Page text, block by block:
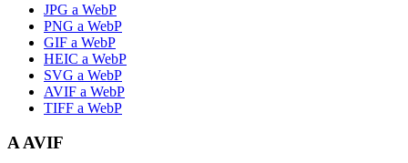
JPG a WebP
PNG a WebP
GIF a WebP
HEIC a WebP
SVG a WebP
AVIF a WebP
TIFF a WebP
A AVIF